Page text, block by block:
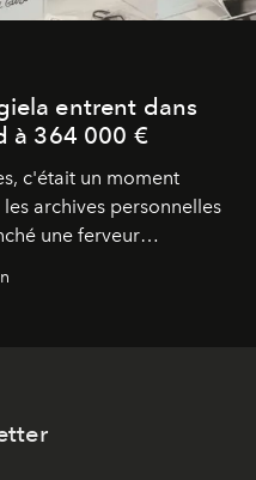
entrent dans
à 364 000 €
c'était un moment
archives personnelles
une ferveur
record mondial : une
s'est envolée à 364 000